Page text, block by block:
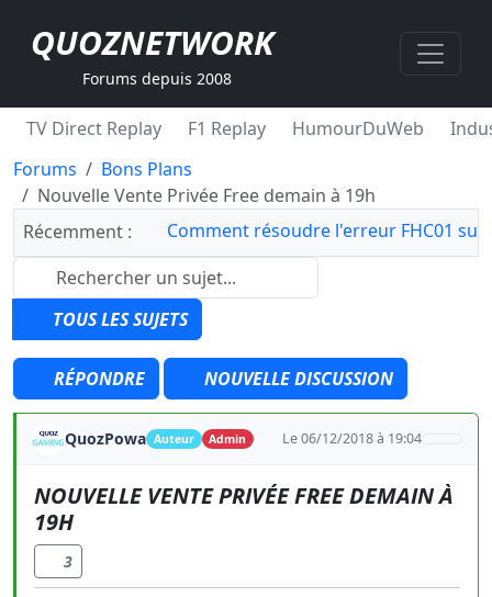
QUOZNETWORK
Forums depuis 2008
TV Direct Replay F1 Replay HumourDuWeb
Forums
Bons Plans
Nouvelle Vente Privée Free demain à 19h
Récemment :
Comment résoudre l'erreur FHC01 sur
TOUS LES SUJETS
RÉPONDRE NOUVELLE DISCUSSION
QuozPowa Auteur Admin Le 06/12/2018 à 19:04
NOUVELLE VENTE PRIVÉE FREE DEMAIN À
19H
3